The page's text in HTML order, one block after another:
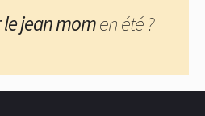
jean momen été ?